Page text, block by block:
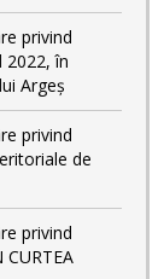
privind
2022, în
Argeș
privind
de
privind